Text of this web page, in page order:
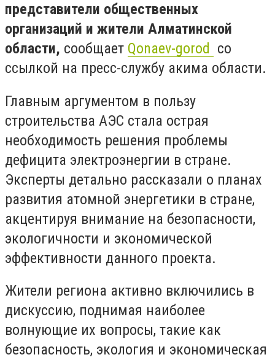
представители общественных
организаций и жители Алматинской
области, сообщает Qonaev-gorod со
ссылкой на пресс-службу акима области.
Главным аргументом в пользу
строительства АЭС стала острая
необходимость решения проблемы
дефицита электроэнергии в стране.
Эксперты детально рассказали о планах
развития атомной энергетики в стране,
акцентируя внимание на безопасности,
экологичности и экономической
эффективности данного проекта.
Жители региона активно включились в
дискуссию, поднимая наиболее
волнующие их вопросы, такие как
безопасность, экология и экономическая